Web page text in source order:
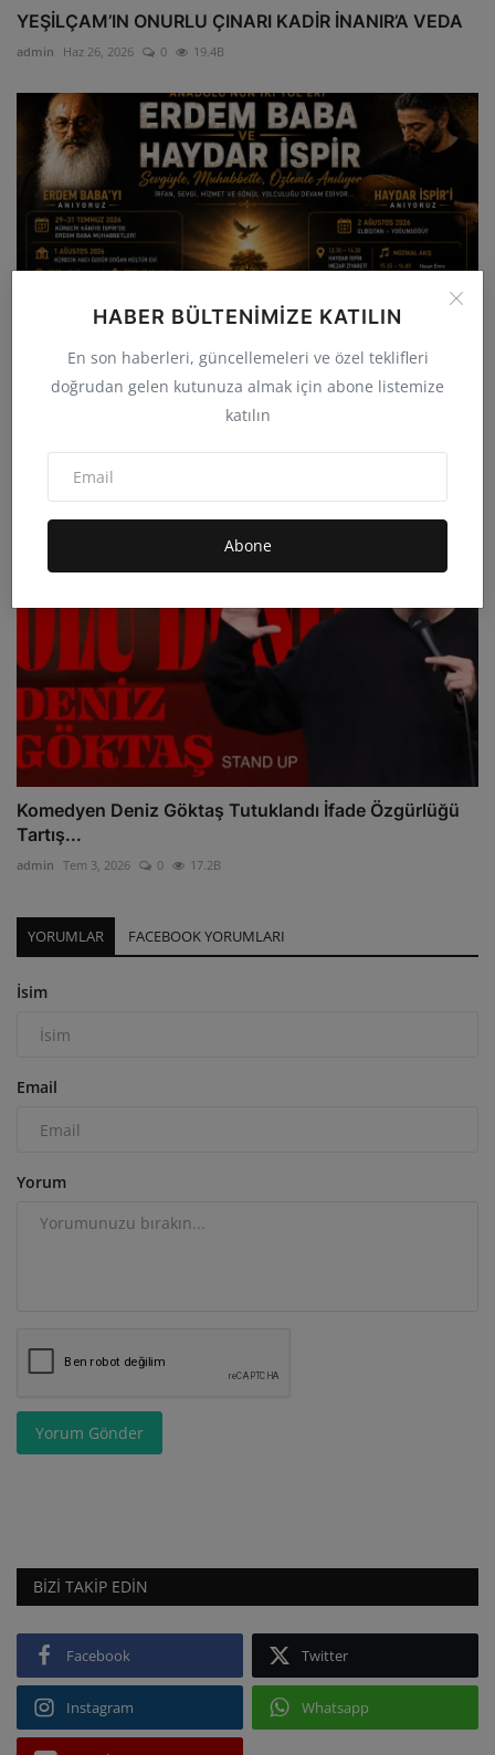
HABER BÜLTENIMIZE KATILIN
En son haberleri, güncellemeleri ve özel teklifleri
doğrudan gelen kutunuza almak için abone listemize
katılın
Abone
YEŞİLÇAM’IN ONURLU ÇINARI KADİR İNANIR’A VEDA
admin Haz 26, 2026 0 19.4B
ANADOLU’NUN İKİ KADİM DEĞERİ ERDEM BABA VE
admin Tem 17, 2026 0 37B
Komedyen Deniz Göktaş Tutuklandı İfade Özgürlüğü
Tartış...
admin Tem 3, 2026 0 17.2B
YORUMLAR FACEBOOK YORUMLARI
İsim
Email
Yorum
Yorum Gönder
BIZI TAKIP EDIN
Facebook Twitter
Instagram Whatsapp